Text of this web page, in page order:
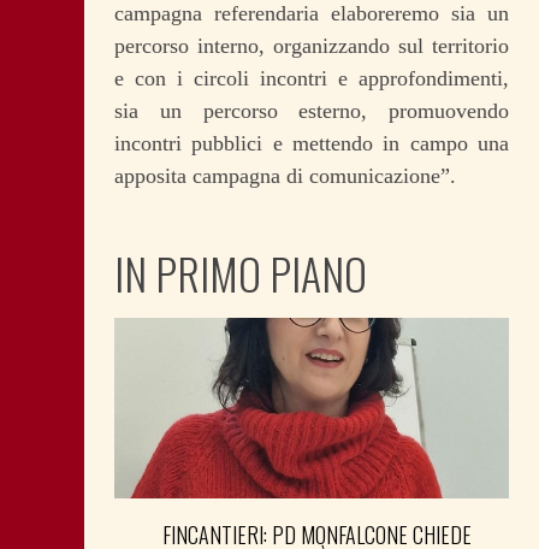
campagna referendaria elaboreremo sia un
percorso interno, organizzando sul territorio
e con i circoli incontri e approfondimenti,
sia un percorso esterno, promuovendo
incontri pubblici e mettendo in campo una
apposita campagna di comunicazione”.
IN PRIMO PIANO
FINCANTIERI: PD MONFALCONE CHIEDE